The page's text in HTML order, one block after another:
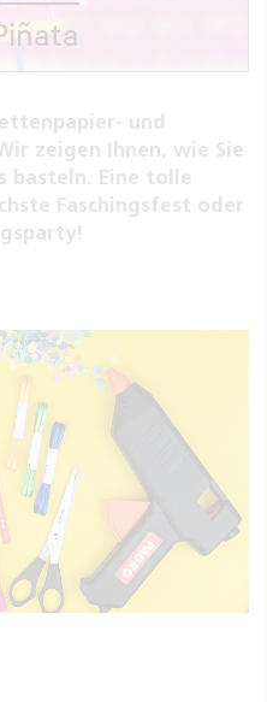
und
zeigen Ihnen, wie Sie
basteln. Eine tolle
Faschingsfest oder